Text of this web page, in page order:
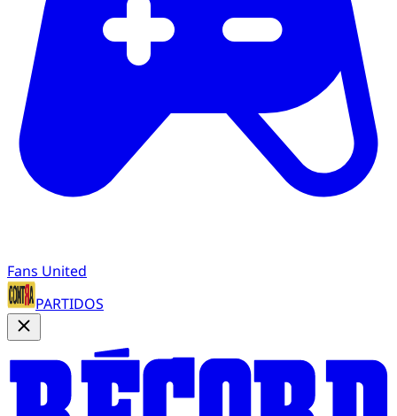
Fans United
PARTIDOS